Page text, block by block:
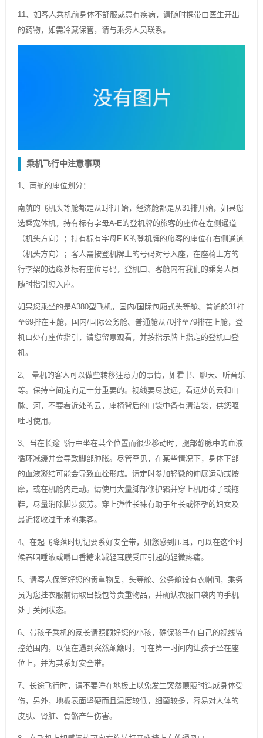
11、如客人乘机前身体不舒服或患有疾病，请随时携带由医生开出
的药物，如需冷藏保管，请与乘务人员联系。
乘机飞行中注意事项
1、南航的座位划分：
南航的飞机头等舱都是从1排开始，经济舱都是从31排开始，如果您
选乘宽体机，持有标有字母A-E的登机牌的旅客的座位在左侧通道
（机头方向）；持有标有字母F-K的登机牌的旅客的座位在右侧通道
（机头方向）；客人需按登机牌上的号码对号入座，在座椅上方的
行李架的边缘处标有座位号码，登机口、客舱内有我们的乘务人员
随时指引您入座。
如果您乘坐的是A380型飞机，国内/国际包厢式头等舱、普通舱31排
至69排在主舱，国内/国际公务舱、普通舱从70排至79排在上舱，登
机口处有座位指引，请您留意观看，并按指示牌上指定的登机口登
机。
2、 晕机的客人可以做些转移注意力的事情，如看书、聊天、听音乐
等。保持空间定向是十分重要的。视线要尽放远，看远处的云和山
脉、河，不要看近处的云，座椅背后的口袋中备有清洁袋，供您呕
吐时使用。
3、当在长途飞行中坐在某个位置而很少移动时，腿部静脉中的血液
循环减缓并会导致脚部肿胀。尽管罕见，在某些情况下，身体下部
的血液凝结可能会导致血栓形成。请定时参加轻微的伸展运动或按
摩，或在机舱内走动。请使用大量脚部修护霜并穿上机用袜子或拖
鞋，尽量消除脚步疲劳。穿上弹性长袜有助于年长或怀孕的妇女及
最近接收过手术的乘客。
4、在起飞降落时切记要系好安全带，如您感到压耳，可以在这个时
候吞咽唾液或嚼口香糖来减轻耳膜受压引起的轻微疼痛。
5、请客人保管好您的贵重物品，头等舱、公务舱设有衣帽间，乘务
员为您挂衣服前请取出钱包等贵重物品，并确认衣服口袋内的手机
处于关闭状态。
6、带孩子乘机的家长请照顾好您的小孩，确保孩子在自己的视线监
控范围内，以便在遇到突然颠簸时，可在第一时间内让孩子坐在座
位上，并为其系好安全带。
7、长途飞行时，请不要睡在地板上以免发生突然颠簸时造成身体受
伤，另外，地板表面坚硬而且温度较低，细菌较多，容易对人体的
皮肤、肾脏、骨骼产生伤害。